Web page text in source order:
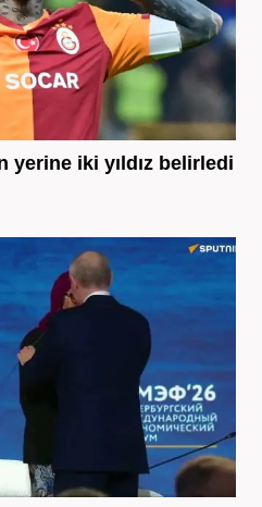
yerine iki yıldız belirledi